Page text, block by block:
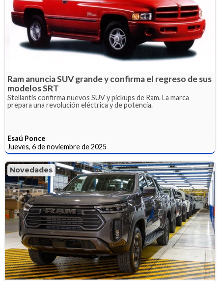
Ram anuncia SUV grande y confirma el regreso de sus
modelos SRT
Stellantis confirma nuevos SUV y pickups de Ram. La marca
prepara una revolución eléctrica y de potencia.
Esaú Ponce
Jueves, 6 de noviembre de 2025
Novedades